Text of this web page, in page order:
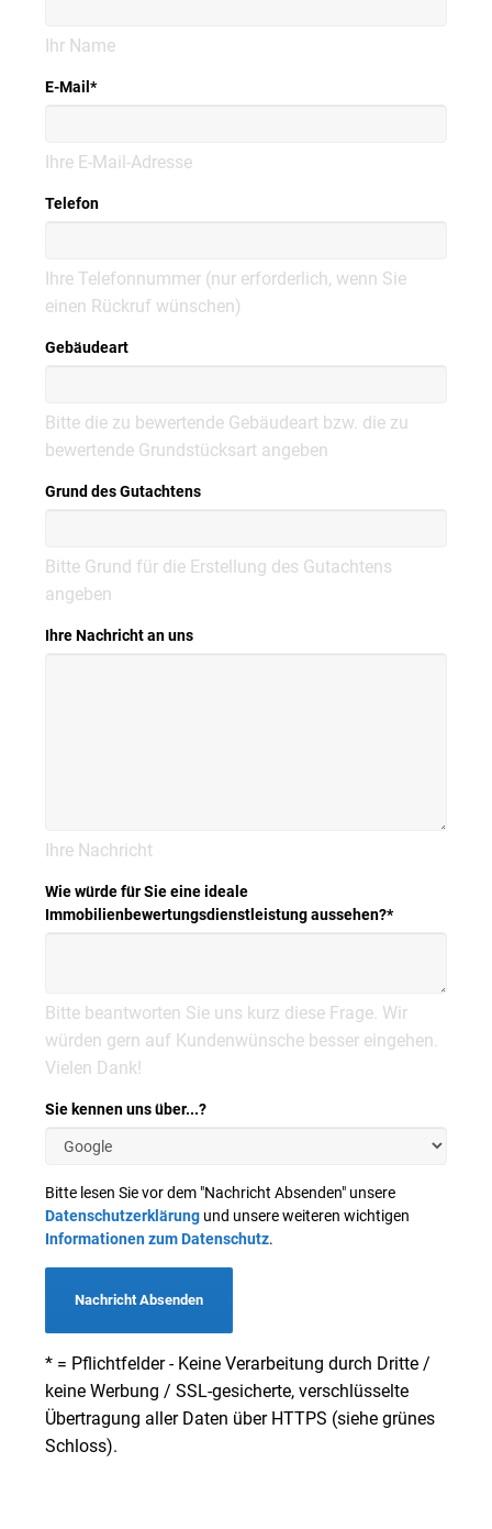
Ihr Name
E-Mail *
Ihre E-Mail-Adresse
Telefon
Ihre Telefonnummer (nur erforderlich, wenn Sie
einen Rückruf wünschen)
Gebäudeart
Bitte die zu bewertende Gebäudeart bzw. die zu
bewertende Grundstücksart angeben
Grund des Gutachtens
Bitte Grund für die Erstellung des Gutachtens
angeben
Ihre Nachricht an uns
Ihre Nachricht
Wie würde für Sie eine ideale
Immobilienbewertungsdienstleistung aussehen?*
Bitte beantworten Sie uns kurz diese Frage. Wir
würden gern auf Kundenwünsche besser eingehen.
Vielen Dank!
Sie kennen uns über...?
Bitte lesen Sie vor dem "Nachricht Absenden" unsere
Datenschutzerklärung und unsere weiteren wichtigen
Informationen zum Datenschutz.
Nachricht Absenden
* = Pflichtfelder - Keine Verarbeitung durch Dritte /
keine Werbung / SSL-gesicherte, verschlüsselte
Übertragung aller Daten über HTTPS (siehe grünes
Schloss).